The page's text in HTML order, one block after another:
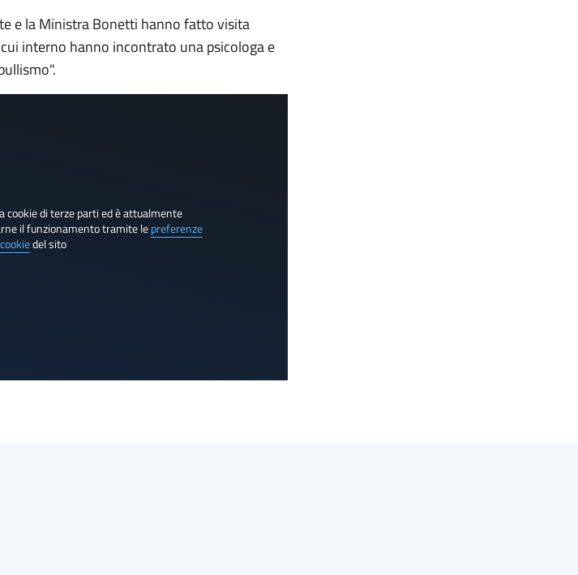
e la Ministra Bonetti hanno fatto visita
interno hanno incontrato una psicologa e
cookie di terze parti ed è attualmente
il funzionamento tramite lepreferenze
cookiedel sito